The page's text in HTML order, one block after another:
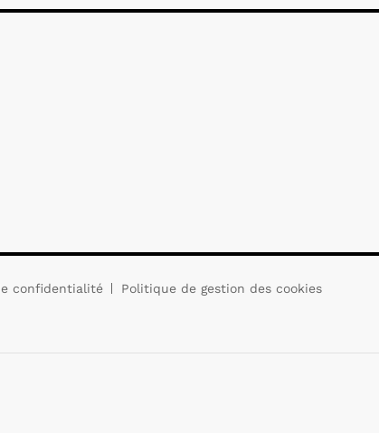
confidentialité Politique de gestion des cookies